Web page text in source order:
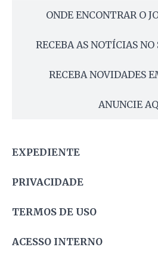
ONDE ENCONTRAR O
RECEBA AS NOTÍCIAS NO
RECEBA NOVIDADES
ANUNCIE
EXPEDIENTE
PRIVACIDADE
TERMOS DE USO
ACESSO INTERNO